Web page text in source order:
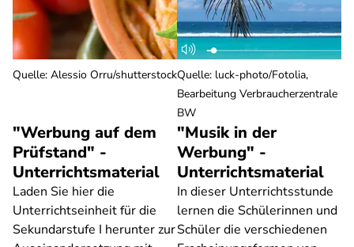
"Werbung auf dem
Prüfstand" -
Unterrichtsmaterial
Laden Sie hier die
Unterrichtseinheit für die
Sekundarstufe I herunter zur
Quelle: Alessio Orru/shutterstock
"Musik in der
Werbung" -
Unterrichtsmaterial
In dieser Unterrichts­stunde
lernen die Schülerinnen und
Schüler die verschiedenen
Quelle: luck-photo/Fotolia,
Bearbeitung Verbraucherzentrale
BW